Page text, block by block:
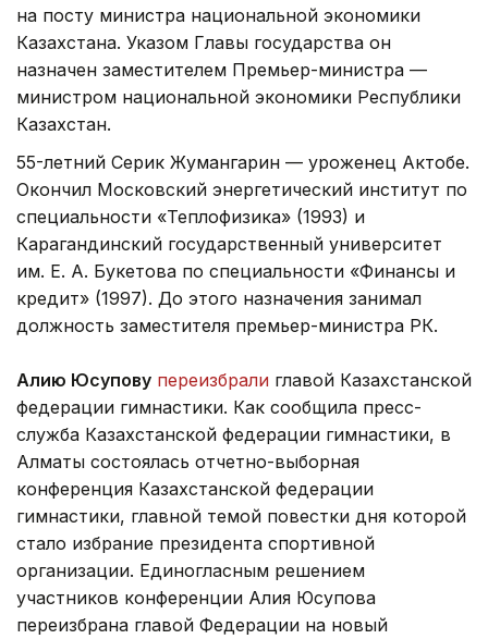
на посту министра национальной экономики
Казахстана. Указом Главы государства он
назначен заместителем Премьер-министра —
министром национальной экономики Республики
Казахстан.
55-летний Серик Жумангарин — уроженец Актобе.
Окончил Московский энергетический институт по
специальности «Теплофизика» (1993) и
Карагандинский государственный университет
им. Е. А. Букетова по специальности «Финансы и
кредит» (1997). До этого назначения занимал
должность заместителя премьер-министра РК.
Алию Юсупову переизбрали главой Казахстанской
федерации гимнастики. Как сообщила пресс-
служба Казахстанской федерации гимнастики, в
Алматы состоялась отчетно-выборная
конференция Казахстанской федерации
гимнастики, главной темой повестки дня которой
стало избрание президента спортивной
организации. Единогласным решением
участников конференции Алия Юсупова
переизбрана главой Федерации на новый